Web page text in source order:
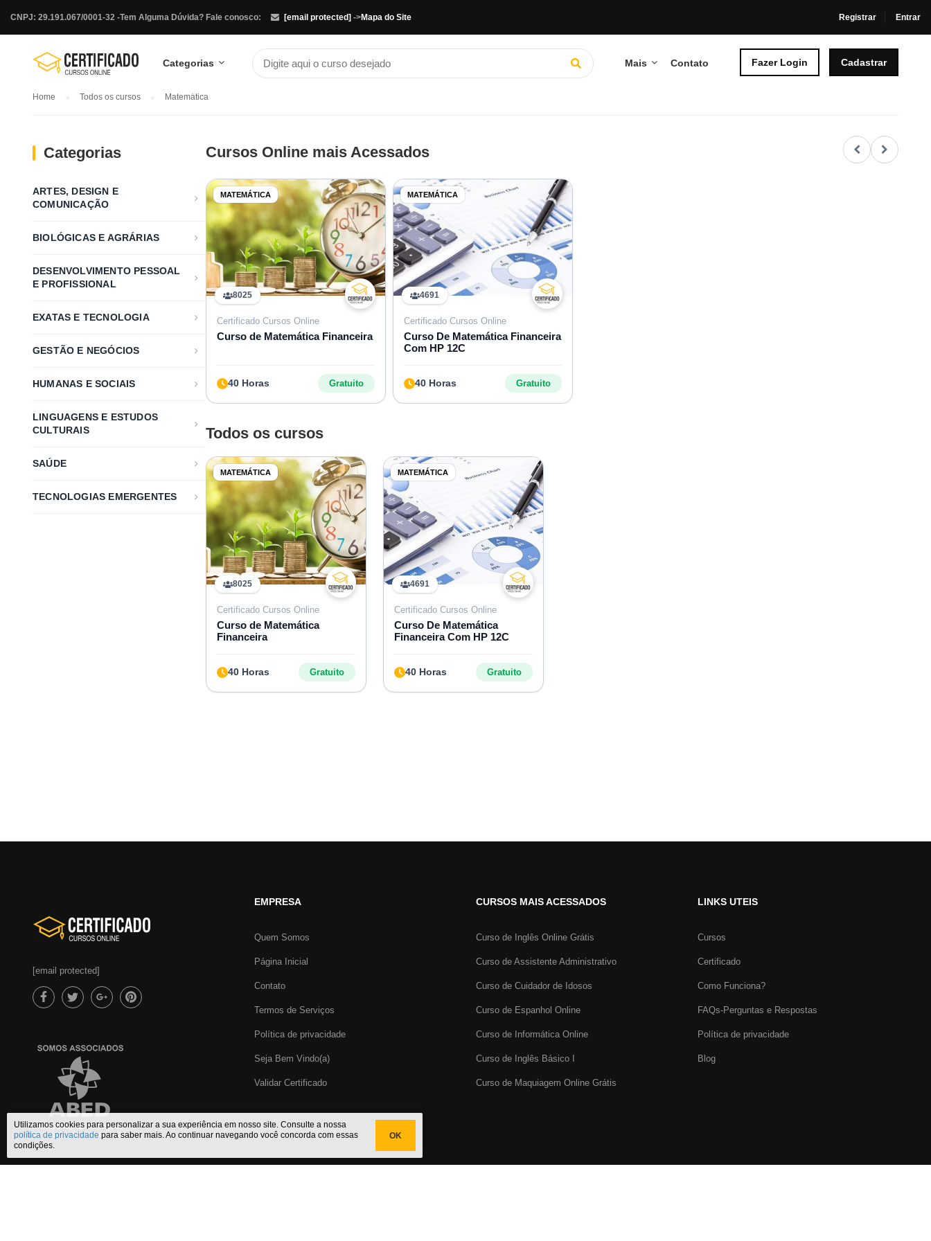
Tem Alguma Dúvida? Fale conosco: [email protected]
CNPJ: 29.191.067/0001-32 - ->Mapa do Site Registrar Entrar
Categorias Mais Contato Fazer Login Cadastrar
Home Todos os cursos Matemática
Categorias
ARTES, DESIGN E
COMUNICAÇÃO
BIOLÓGICAS E AGRÁRIAS
DESENVOLVIMENTO PESSOAL
E PROFISSIONAL
EXATAS E TECNOLOGIA
GESTÃO E NEGÓCIOS
HUMANAS E SOCIAIS
LINGUAGENS E ESTUDOS
CULTURAIS
SAÚDE
TECNOLOGIAS EMERGENTES
Cursos Online mais Acessados
MATEMÁTICA
8025
Certificado Cursos Online
Curso de Matemática Financeira
40 Horas Gratuito
MATEMÁTICA
4691
Certificado Cursos Online
Curso De Matemática Financeira
Com HP 12C
40 Horas Gratuito
Todos os cursos
MATEMÁTICA
8025
Certificado Cursos Online
Curso de Matemática
Financeira
40 Horas Gratuito
MATEMÁTICA
4691
Certificado Cursos Online
Curso De Matemática
Financeira Com HP 12C
40 Horas Gratuito
[email protected]
EMPRESA
Quem Somos
Página Inicial
Contato
Termos de Serviços
Política de privacidade
Seja Bem Vindo(a)
Validar Certificado
CURSOS MAIS ACESSADOS
Curso de Inglês Online Grátis
Curso de Assistente Administrativo
Curso de Cuidador de Idosos
Curso de Espanhol Online
Curso de Informática Online
Curso de Inglês Básico I
Curso de Maquiagem Online Grátis
LINKS UTEIS
Cursos
Certificado
Como Funciona?
FAQs-Perguntas e Respostas
Política de privacidade
Blog
Utilizamos cookies para personalizar a sua experiência em nosso site. Consulte a nossa
política de privacidade para saber mais. Ao continuar navegando você concorda com essas
condições.
OK